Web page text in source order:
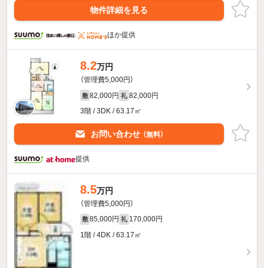
物件詳細を見る
ほか提供
8.2万円
（管理費5,000円）
敷 82,000円 礼 82,000円
3階 / 3DK / 63.17㎡
お問い合わせ （無料）
提供
8.5万円
（管理費5,000円）
敷 85,000円 礼 170,000円
1階 / 4DK / 63.17㎡